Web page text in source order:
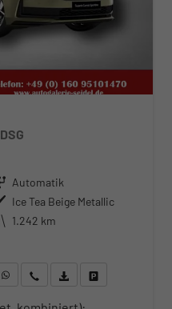
Getriebe Automatik
Außenfarbe Ice Tea Beige Metallic
Kilometerstand 1.242 km
WhatsApp anfragen
Wir rufen Sie anFahrzeugexposé (PDF)